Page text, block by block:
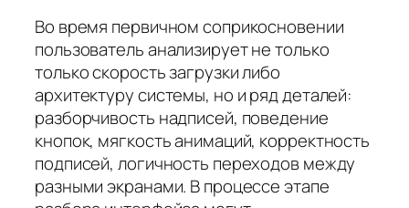
Во время первичном соприкосновении
пользователь анализирует не только
только скорость загрузки либо
архитектуру системы, но и ряд деталей:
разборчивость надписей, поведение
кнопок, мягкость анимаций, корректность
подписей, логичность переходов между
разными экранами. В процессе этапе